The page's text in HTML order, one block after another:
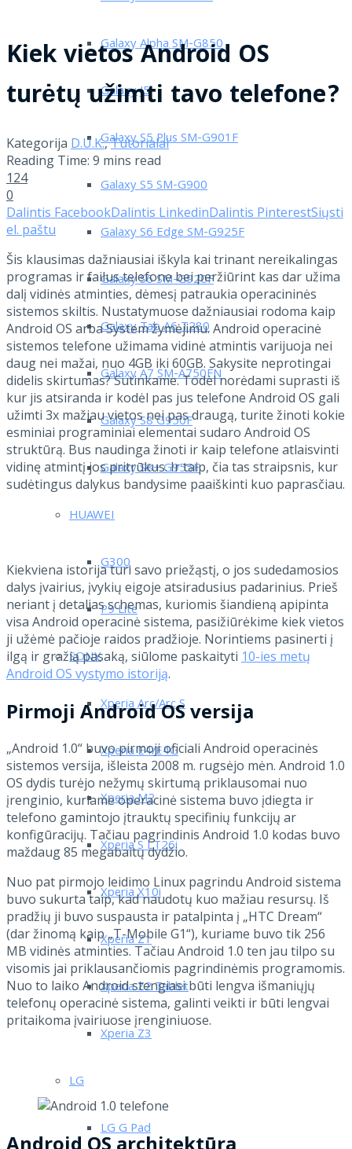
Galaxy Alpha SM-G850
Galaxy J5
Galaxy S5 Plus SM-G901F
Galaxy S5 SM-G900
Galaxy S6 Edge SM-G925F
Galaxy S6 SM-G920F
Galaxy Tab A6 T280
Galaxy A7 SM-A750FN
Galaxy S8 G950F
Galaxy S8+ G955F
HUAWEI
G300
P9 Lite
SONY
Xperia Arc/Arc S
Xperia E4/E4G
Xperia M2
Xperia S LT26i
Xperia X10i
Xperia Z1
Xperia Z2 Tablet
Xperia Z3
LG
LG G Pad
Kiek vietos Android OS
turėtų užimti tavo telefone?
Kategorija D.U.K.,Tutorialai
Reading Time: 9 mins read
124
0
Dalintis FacebookDalintis LinkedinDalintis PinterestSiųsti
el. paštu
Šis klausimas dažniausiai iškyla kai trinant nereikalingas
programas ir failus telefone bei peržiūrint kas dar užima
dalį vidinės atminties, dėmesį patraukia operacininės
sistemos skiltis. Nustatymuose dažniausiai rodoma kaip
Android OS arba System žymėjimu. Android operacinė
sistemos telefone užimama vidinė atmintis varijuoja nei
daug nei mažai, nuo 4GB iki 60GB. Sakysite neprotingai
didelis skirtumas? Sutinkame. Todėl norėdami suprasti iš
kur jis atsiranda ir kodėl pas jus telefone Android OS gali
užimti 3x mažiau vietos nei pas draugą, turite žinoti kokie
esminiai programiniai elementai sudaro Android OS
struktūrą. Bus naudinga žinoti ir kaip telefone atlaisvinti
vidinę atmintį jos pritrūkus. Ir taip, čia tas straipsnis, kur
sudėtingus dalykus bandysime paaiškinti kuo paprasčiau.
Kiekviena istorija turi savo priežąstį, o jos sudedamosios
dalys įvairius, įvykių eigoje atsiradusius padarinius. Prieš
neriant į detalias schemas, kuriomis šiandieną apipinta
visa Android operacinė sistema, pasižiūrėkime kiek vietos
ji užėmė pačioje raidos pradžioje. Norintiems pasinerti į
ilgą ir gražią pasaką, siūlome paskaityti 10-ies metų
Android OS vystymo istoriją.
Pirmoji Android OS versija
„Android 1.0“ buvo pirmoji oficiali Android operacinės
sistemos versija, išleista 2008 m. rugsėjo mėn. Android 1.0
OS dydis turėjo nežymų skirtumą priklausomai nuo
įrenginio, kuriame operacinė sistema buvo įdiegta ir
telefono gamintojo įtrauktų specifinių funkcijų ar
konfigūracijų. Tačiau pagrindinis Android 1.0 kodas buvo
maždaug 85 megabaitų dydžio.
Nuo pat pirmojo leidimo Linux pagrindu Android sistema
buvo sukurta taip, kad naudotų kuo mažiau resursų. Iš
pradžių ji buvo suspausta ir patalpinta į „HTC Dream“
(dar žinomą kaip „T-Mobile G1“), kuriame buvo tik 256
MB vidinės atminties. Tačiau Android 1.0 ten jau tilpo su
visomis jai priklausančiomis pagrindinėmis programomis.
Nuo to laiko Android stengiasi būti lengva išmaniųjų
telefonų operacinė sistema, galinti veikti ir būti lengvai
pritaikoma įvairiuose įrenginiuose.
Android OS architektūra